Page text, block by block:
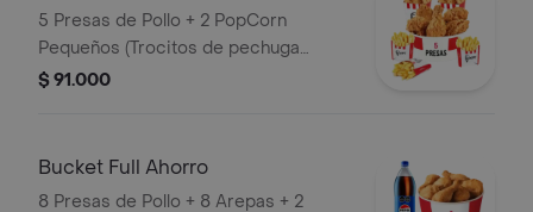
5 Presas de Pollo + 2 PopCorn
Pequeños (Trocitos de pechuga
apanados) + 3 Papas Pequeñas
$ 91.000
Bucket Full Ahorro
8 Presas de Pollo + 8 Arepas + 2